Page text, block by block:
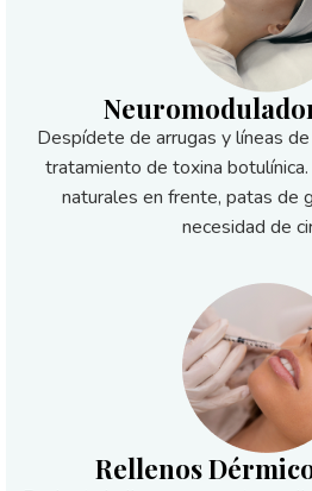
Despídete de arrugas y líneas
tratamiento de toxina
naturales en frente, patas de
necesidad de
Rellenos